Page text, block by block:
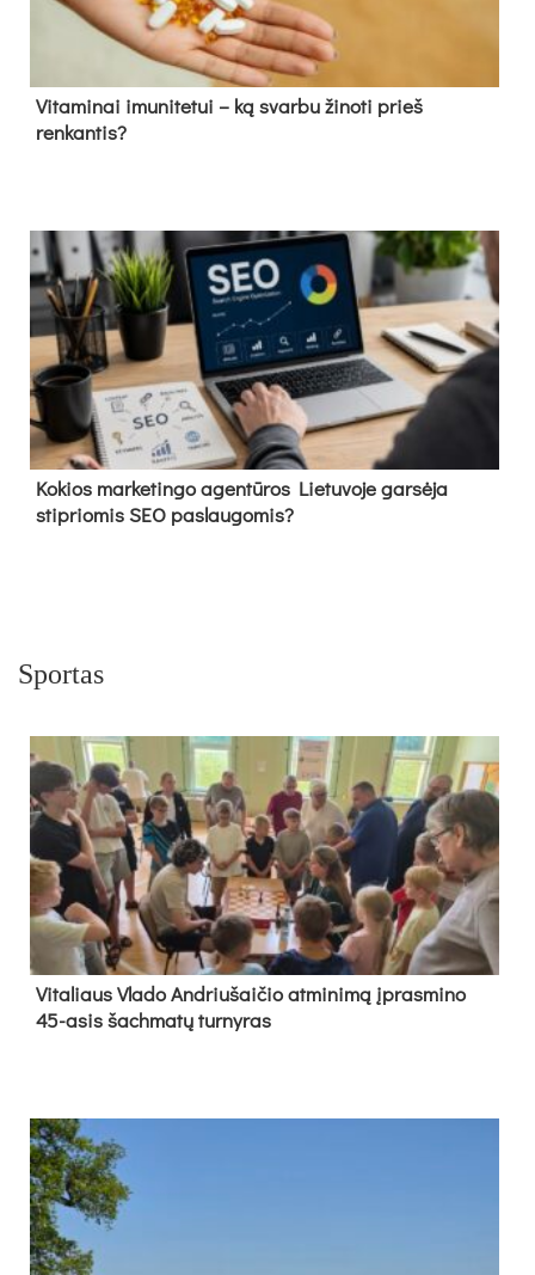
Vitaminai imunitetui – ką svarbu žinoti prieš
renkantis?
Kokios marketingo agentūros Lietuvoje garsėja
stipriomis SEO paslaugomis?
Sportas
Vi­ta­liaus Vla­do And­riu­šai­čio at­mi­ni­mą įpras­mi­no
45-asis šach­ma­tų tur­ny­ras